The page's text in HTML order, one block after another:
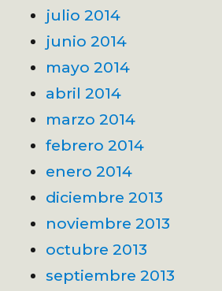
julio 2014
junio 2014
mayo 2014
abril 2014
marzo 2014
febrero 2014
enero 2014
diciembre 2013
noviembre 2013
octubre 2013
septiembre 2013